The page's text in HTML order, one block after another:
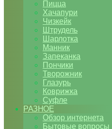
Пицца
Хачапури
Чизкейк
Штрудель
Шарлотка
Манник
Запеканка
Пончики
Творожник
Глазурь
Коврижка
Суфле
РАЗНОЕ
Обзор интернета
Бытовые вопросы